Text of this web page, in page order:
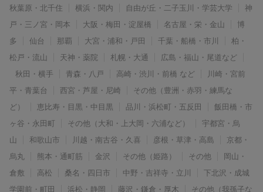
秋葉原・北千住
横浜・関内 自由が丘・二子玉川・学芸大学
神
戸・三ノ宮・岡本
大阪・梅田・淀屋橋 名古屋・栄・金山
博
多
仙台 那覇 大宮・浦和・戸田 千葉・船橋・市川
柏・
松戸・流山
天神・薬院 札幌・大通
広島・福山・尾道など
秋田・横手
青森・八戸 高崎・渋川・前橋 など
川崎・宮前
平・青葉台
西宮・芦屋・尼崎
その他（豊洲・赤羽・練馬な
ど）
恵比寿・目黒・中目黒 品川・浜松町・五反田
飯田橋・市
ヶ谷・永田町
その他（大和・上大岡・六浦など）
宇都宮・烏
山
和歌山市 川越・南古谷・久喜 彦根・草津・高島
京都・
烏丸
熊本・通町筋 金沢 その他（姫路） その他
岡山・
倉敷
高松 桑名・四日市 中野・吉祥寺・立川
下北沢・成城
学園前・町田
浜松・静岡 藤沢・鎌倉・厚木
その他（我孫子な